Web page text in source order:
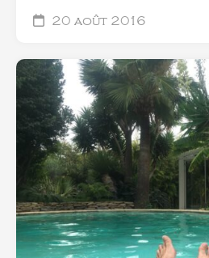
20 août 2016